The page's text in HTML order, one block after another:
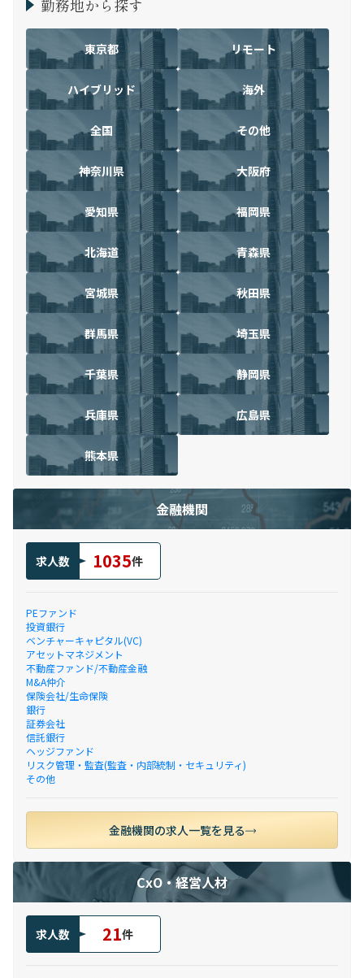
勤務地から探す
東京都 リモート
ハイブリッド 海外
全国 その他
神奈川県 大阪府
愛知県 福岡県
北海道 青森県
宮城県 秋田県
群馬県 埼玉県
千葉県 静岡県
兵庫県 広島県
熊本県
金融機関
求人数 1035件
PEファンド
投資銀行
ベンチャーキャピタル(VC)
アセットマネジメント
不動産ファンド/不動産金融
M&A仲介
保険会社/生命保険
銀行
証券会社
信託銀行
ヘッジファンド
リスク管理・監査(監査・内部統制・セキュリティ)
その他
金融機関の求人一覧を見る
CxO・経営人材
求人数 21件